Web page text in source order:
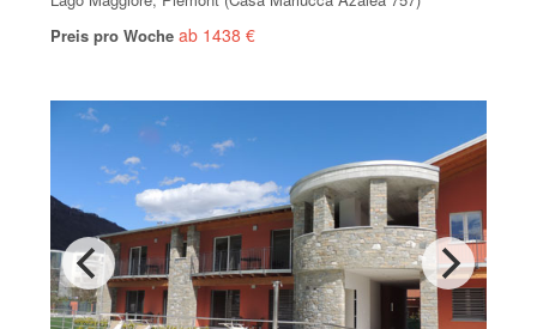
Preis pro Woche ab 1438 €